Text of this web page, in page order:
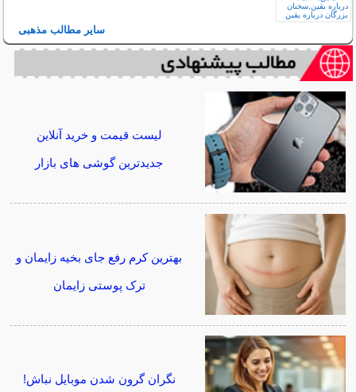
سایر مطالب مذهبی
لیست قیمت و خرید آنلاین
جدیدترین گوشی های بازار
بهترین کرم رفع جای بخیه زایمان و
ترک پوستی زایمان
نگران گرون شدن موبایل نباش!